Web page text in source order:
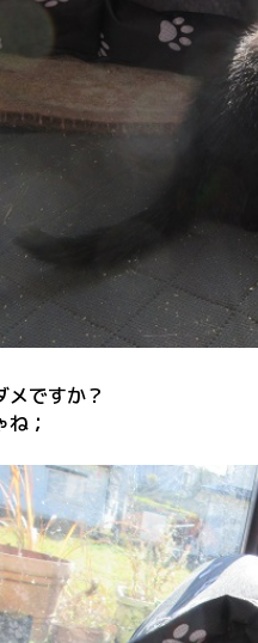
ですか？
；